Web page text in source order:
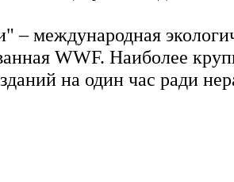
– международная
WWF. Наиболее
на один час ради